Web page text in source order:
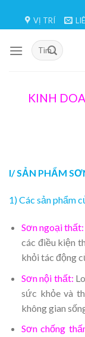
VỊ TRÍ
KINH
I/ SẢN PHẨM
1) Các sản phẩm
Sơn ngoại thất:
các điều kiện
khỏi tác động
Sơn nội thất:
sức khỏe và
không gian
Sơn chống